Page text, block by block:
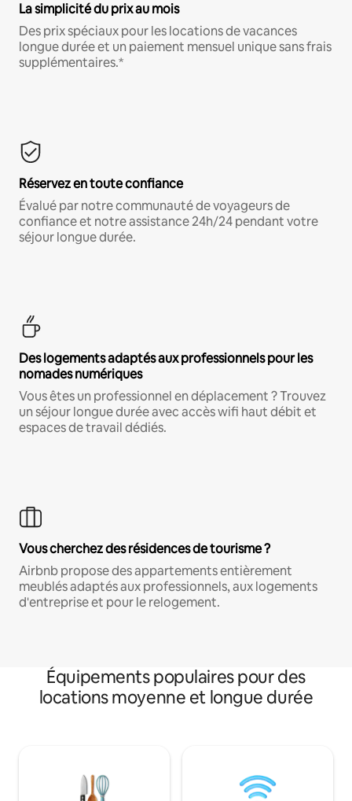
La simplicité du prix au mois
Des prix spéciaux pour les locations de vacances
longue durée et un paiement mensuel unique sans frais
supplémentaires.*
Réservez en toute confiance
Évalué par notre communauté de voyageurs de
confiance et notre assistance 24h/24 pendant votre
séjour longue durée.
Des logements adaptés aux professionnels pour les
nomades numériques
Vous êtes un professionnel en déplacement ? Trouvez
un séjour longue durée avec accès wifi haut débit et
espaces de travail dédiés.
Vous cherchez des résidences de tourisme ?
Airbnb propose des appartements entièrement
meublés adaptés aux professionnels, aux logements
d'entreprise et pour le relogement.
Équipements populaires pour des
locations moyenne et longue durée